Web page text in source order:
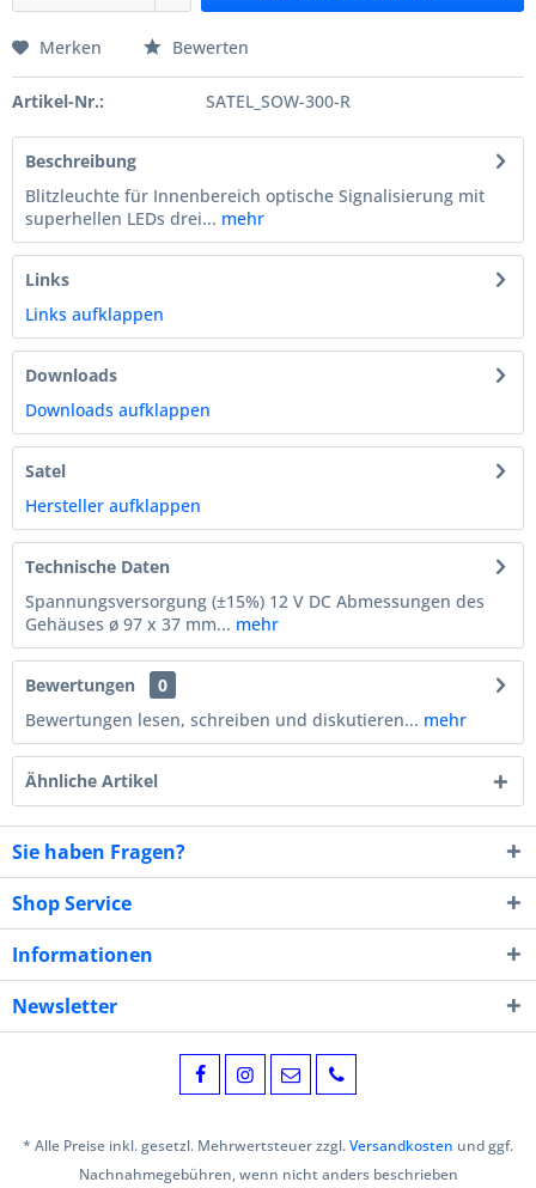
Merken Bewerten
Artikel-Nr.: SATEL_SOW-300-R
Beschreibung
Blitzleuchte für Innenbereich optische Signalisierung mit
superhellen LEDs drei... mehr
Links
Links aufklappen
Downloads
Downloads aufklappen
Satel
Hersteller aufklappen
Technische Daten
Spannungsversorgung (±15%) 12 V DC Abmessungen des
Gehäuses ø 97 x 37 mm... mehr
Bewertungen
0
Bewertungen lesen, schreiben und diskutieren... mehr
Ähnliche Artikel
Sie haben Fragen?
Shop Service
Informationen
Newsletter
* Alle Preise inkl. gesetzl. Mehrwertsteuer zzgl.Versandkosten und ggf.
Nachnahmegebühren, wenn nicht anders beschrieben